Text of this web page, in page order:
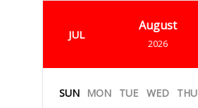
JUL
August
2026
SUN MON TUE WED THU